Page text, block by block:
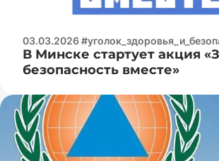
03.03.2026
В Минске стартует акция
безопасность вместе»